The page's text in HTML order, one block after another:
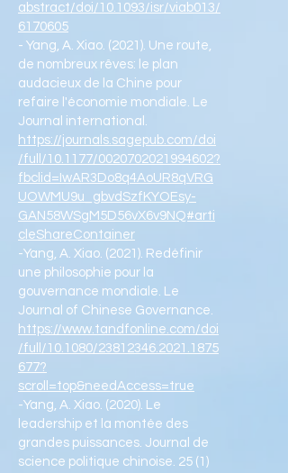
abstract/doi/10.1093/isr/viab013/
6170605
- Yang, A. Xiao. (2021). Une route,
de nombreux rêves: le plan
audacieux de la Chine pour
refaire l'économie mondiale. Le
Journal international.
https://journals.sagepub.com/doi
/full/10.1177/0020702021994602?
fbclid=IwAR3Do8q4AoUR8qVRG
UOWMU9u_gbvdSzfKYOEsy-
GAN58WSgM5D56vX6v9NQ#arti
cleShareContainer
-Yang, A. Xiao. (2021). Redéfinir
une philosophie pour la
gouvernance mondiale. Le
Journal of Chinese Governance.
https://www.tandfonline.com/doi
/full/10.1080/23812346.2021.1875
677?
scroll=top&needAccess=true
-Yang, A. Xiao. (2020). Le
leadership et la montée des
grandes puissances. Journal de
science politique chinoise. 25 (1)